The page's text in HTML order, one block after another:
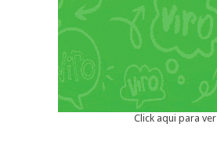
Click aqui para ver